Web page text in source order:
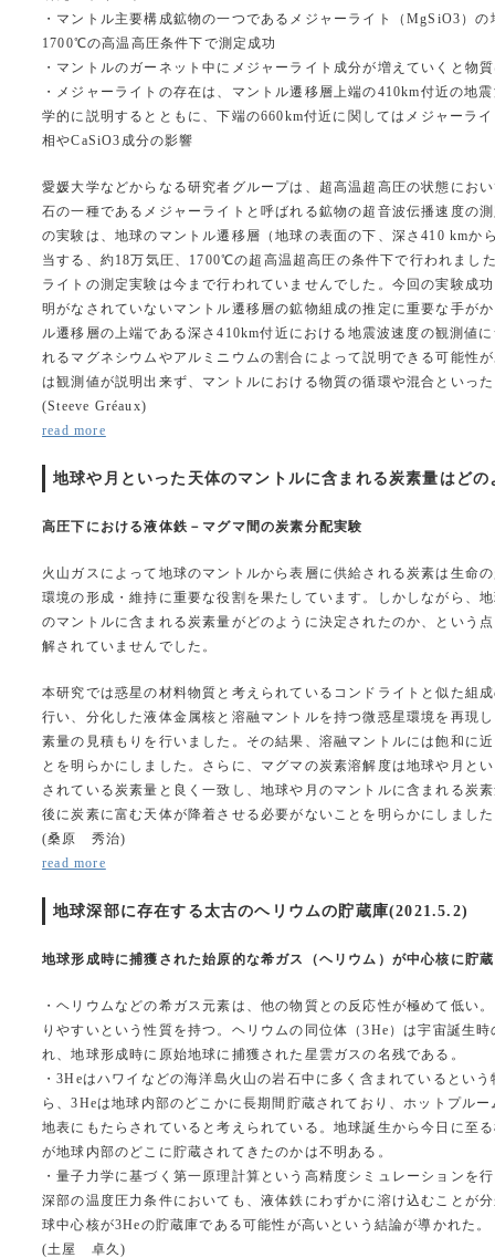
・マントル主要構成鉱物の一つであるメジャーライト（MgSiO3）
1700℃の高温高圧条件下で測定成功
・マントルのガーネット中にメジャーライト成分が増えていくと物
・メジャーライトの存在は、マントル遷移層上端の410km付近の地
学的に説明するとともに、下端の660km付近に関してはメジャーラ
相やCaSiO3成分の影響
愛媛大学などからなる研究者グループは、超高温超高圧の状態にお
石の一種であるメジャーライトと呼ばれる鉱物の超音波伝播速度の
の実験は、地球のマントル遷移層（地球の表面の下、深さ410 kmか
当する、約18万気圧、1700℃の超高温超高圧の条件下で行われまし
ライトの測定実験は今まで行われていませんでした。今回の実験成
明がなされていないマントル遷移層の鉱物組成の推定に重要な手が
ル遷移層の上端である深さ410km付近における地震波速度の観測値
れるマグネシウムやアルミニウムの割合によって説明できる可能性
は観測値が説明出来ず、マントルにおける物質の循環や混合といっ
(Steeve Gréaux)
read more
地球や月といった天体のマントルに含まれる炭素量はど
高圧下における液体鉄－マグマ間の炭素分配実験
火山ガスによって地球のマントルから表層に供給される炭素は生命
環境の形成・維持に重要な役割を果たしています。しかしながら、
のマントルに含まれる炭素量がどのように決定されたのか、という
解されていませんでした。
本研究では惑星の材料物質と考えられているコンドライトと似た組
行い、分化した液体金属核と溶融マントルを持つ微惑星環境を再現
素量の見積もりを行いました。その結果、溶融マントルには飽和に
とを明らかにしました。さらに、マグマの炭素溶解度は地球や月と
されている炭素量と良く一致し、地球や月のマントルに含まれる炭
後に炭素に富む天体が降着させる必要がないことを明らかにしまし
(桑原 秀治)
read more
地球深部に存在する太古のヘリウムの貯蔵庫(2021.5.2)
地球形成時に捕獲された始原的な希ガス（ヘリウム）が中心核に貯
・ヘリウムなどの希ガス元素は、他の物質との反応性が極めて低い
りやすいという性質を持つ。ヘリウムの同位体（3He）は宇宙誕生
れ、地球形成時に原始地球に捕獲された星雲ガスの名残である。
・3Heはハワイなどの海洋島火山の岩石中に多く含まれているとい
ら、3Heは地球内部のどこかに長期間貯蔵されており、ホットプル
地表にもたらされていると考えられている。地球誕生から今日に至
が地球内部のどこに貯蔵されてきたのかは不明ある。
・量子力学に基づく第一原理計算という高精度シミュレーションを
深部の温度圧力条件においても、液体鉄にわずかに溶け込むことが
球中心核が3Heの貯蔵庫である可能性が高いという結論が導かれた。
(土屋 卓久)